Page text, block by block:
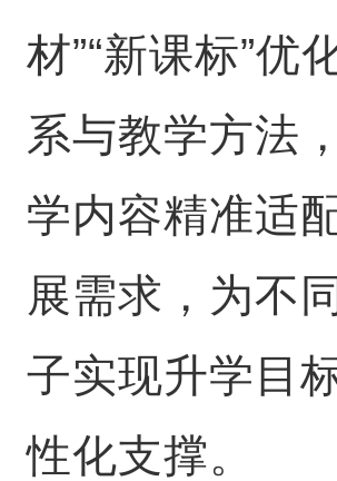
材”“新课标”优
系与教学方法
学内容精准适
展需求，为不
子实现升学目
性化支撑。